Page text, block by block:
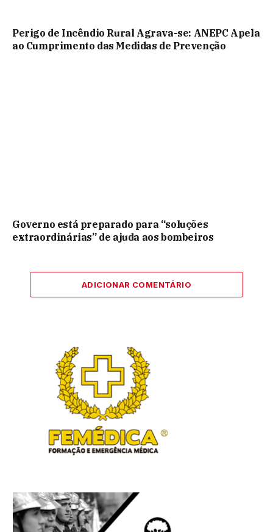
Perigo de Incêndio Rural Agrava-se: ANEPC Apela
ao Cumprimento das Medidas de Prevenção
Governo está preparado para “soluções
extraordinárias” de ajuda aos bombeiros
ADICIONAR COMENTÁRIO